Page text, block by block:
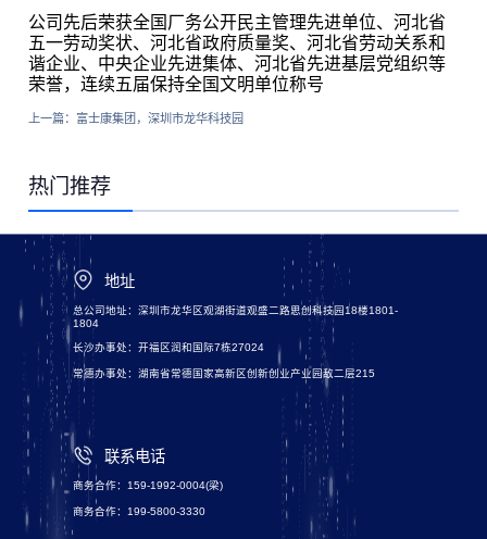
公司先后荣获全国厂务公开民主管理先进单位、河北省
五一劳动奖状、河北省政府质量奖、河北省劳动关系和
谐企业、中央企业先进集体、河北省先进基层党组织等
荣誉，连续五届保持全国文明单位称号
上一篇： 富士康集团，深圳市龙华科技园
热门推荐
地址
总公司地址：深圳市龙华区观湖街道观盛二路思创科技园18楼1801-
1804
长沙办事处：开福区润和国际7栋27024
常德办事处：湖南省常德国家高新区创新创业产业园敌二层215
联系电话
商务合作：159-1992-0004(梁)
商务合作：199-5800-3330